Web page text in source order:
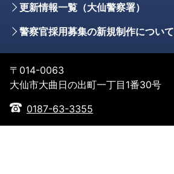
更新情報一覧（大仙警察署）
警察官採用募集の新規制作について
〒014-0063
大仙市大曲日の出町一丁目1番30号
0187-63-3355